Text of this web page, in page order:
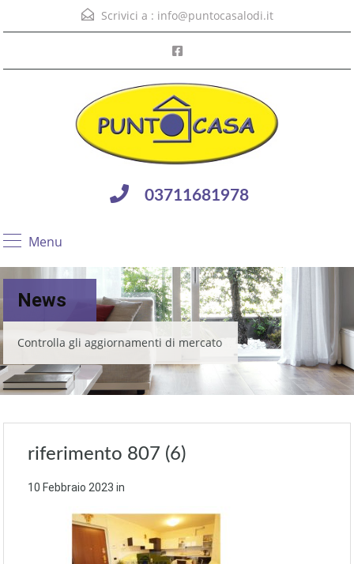
Scrivici a : info@puntocasalodi.it
03711681978
Menu
News
Controlla gli aggiornamenti di mercato
riferimento 807 (6)
10 Febbraio 2023 in